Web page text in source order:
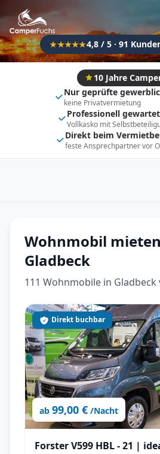
★★★★★4,8 / 5 · 91
10 Jahre
Nur geprüfte
keine Privatvermietung
Professionell
Vollkasko mit
Direkt beim
feste Ansprechpartner vor
Flexibel (±3 Tage)
Fahrzeugtyp
Vollintegriert
Alkoven
Wohnwagen
Wohnmobil
Gladbeck
111 Wohnmobile in
ab 99,00 € /Nacht
Direkt buchbar
Forster V599 HBL - 21 | ideal für 2